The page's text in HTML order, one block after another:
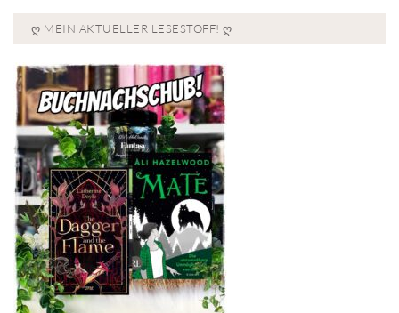
Ღ MEIN AKTUELLER LESESTOFF! Ღ